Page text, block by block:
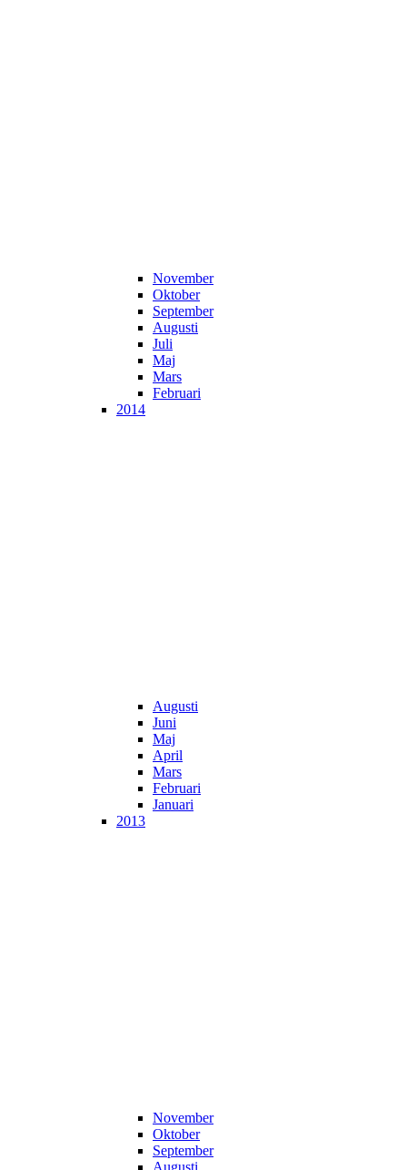
November
Oktober
September
Augusti
Juli
Maj
Mars
Februari
2014
Augusti
Juni
Maj
April
Mars
Februari
Januari
2013
November
Oktober
September
Augusti